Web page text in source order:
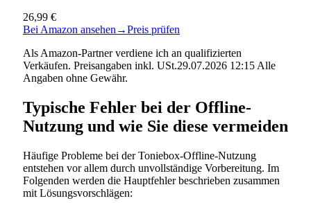
26,99 €
Bei Amazon ansehen →Preis prüfen
Als Amazon-Partner verdiene ich an qualifizierten
Verkäufen. Preisangaben inkl. USt.29.07.2026 12:15 Alle
Angaben ohne Gewähr.
Typische Fehler bei der Offline-
Nutzung und wie Sie diese vermeiden
Häufige Probleme bei der Toniebox-Offline-Nutzung
entstehen vor allem durch unvollständige Vorbereitung. Im
Folgenden werden die Hauptfehler beschrieben zusammen
mit Lösungsvorschlägen: